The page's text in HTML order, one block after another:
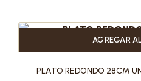
AGREGAR
PLATO REDONDO 28CM